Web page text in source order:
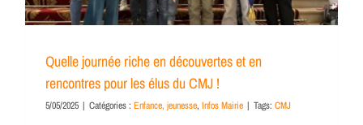
Quelle journée riche en découvertes et en
rencontres pour les élus du CMJ !
5/05/2025 | Catégories : Enfance, jeunesse, Infos Mairie | Tags: CMJ